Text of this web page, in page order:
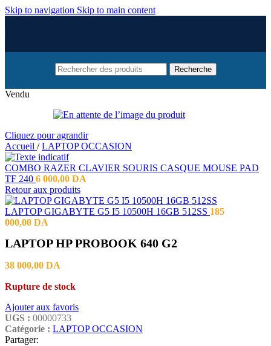
Skip to navigation Skip to main content
Recherche
Vendu
Cliquez pour agrandir
Accueil / LAPTOP OCCASION
COMBO RAZER CLAVIER SOURIS CASQUE MOUSE PAD
TF 240 6 000,00 DA
Retour aux produits
LAPTOP GIGABYTE G5 I5 10500H 16GB 512SS 185
000,00 DA
LAPTOP HP PROBOOK 640 G2
38 000,00 DA
Rupture de stock
Ajouter aux favoris
UGS : 00000733
Catégorie : LAPTOP OCCASION
Partager: